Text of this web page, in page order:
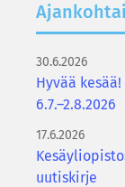
30.6.2026
Hyvää
6.7.–2.8.2026
17.6.2026
uutiskirje